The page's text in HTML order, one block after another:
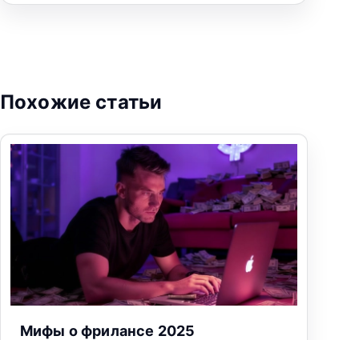
Похожие статьи
Мифы о фрилансе 2025